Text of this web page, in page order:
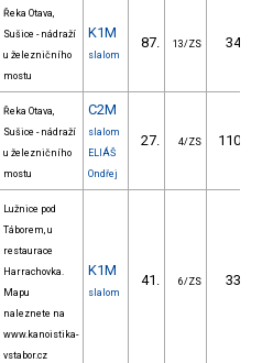
Řeka Otava,
Sušice - nádraží
u železničního
mostu
K1M
slalom
87. 13/ZS 34.89
Řeka Otava,
Sušice - nádraží
u železničního
mostu
C2M
slalom
ELIÁŠ
Ondřej
27. 4/ZS 110.18
Lužnice pod
Táborem, u
restaurace
Harrachovka.
Mapu
naleznete na
www.kanoistika-
vstabor.cz
K1M
slalom
41. 6/ZS 33.75